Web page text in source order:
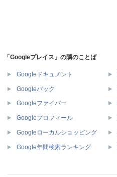
「Googleプレイス」の隣のことば
Googleドキュメント
Googleパック
Googleファイバー
Googleプロフィール
Googleローカルショッピング
Google年間検索ランキング